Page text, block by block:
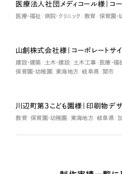
Nominee
医療法人社団メディコール様｜コー
医療・福祉 病院・クリニック 教育 保育園・
山創株式会社様｜コーポレートサイ
建設・建築 土木・建設 土木工事 医療・福
保育園・幼稚園
東海地方 岐阜県 関市
川辺町第３こども園様｜印刷物デザ
教育 保育園・幼稚園 東海地方 岐阜県